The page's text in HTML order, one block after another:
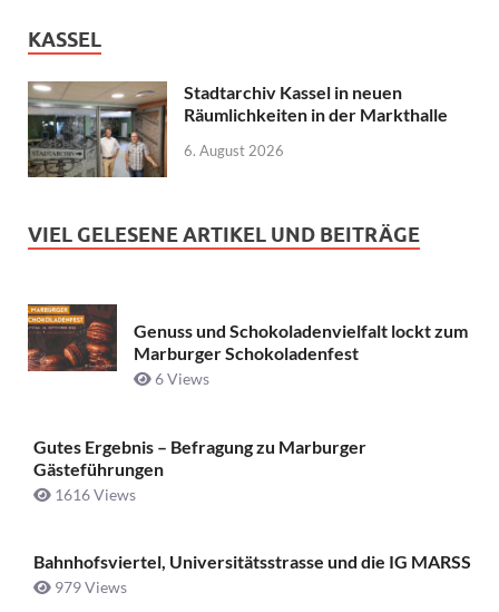
KASSEL
Stadtarchiv Kassel in neuen
Räumlichkeiten in der Markthalle
6. August 2026
VIEL GELESENE ARTIKEL UND BEITRÄGE
Genuss und Schokoladenvielfalt lockt zum
Marburger Schokoladenfest
6 Views
Gutes Ergebnis – Befragung zu Marburger
Gästeführungen
1616 Views
Bahnhofsviertel, Universitätsstrasse und die IG MARSS
979 Views